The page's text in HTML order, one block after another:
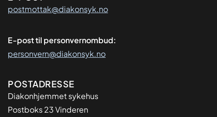
postmottak@diakonsyk.no
E-post til personvernombud:
personvern@diakonsyk.no
Adresse
POSTADRESSE
Diakonhjemmet sykehus
Postboks 23 Vinderen